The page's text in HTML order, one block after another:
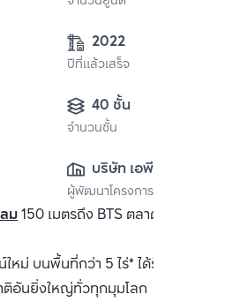
2022
ปีที่แล้วเสร็จ
40 ชั้น
จำนวนชั้น
บริษัท เอพี เอ็มอี 8
จำกัด
ผู้พัฒนาโครงการ
ม150 เมตรถึง BTS ตลาดพลูและ BRT
หม่ บนพื้นที่กว่า 5 ไร่* ได้รับแรงบันดาล
ติอันยิ่งใหญ่ทั่วทุกมุมโลก